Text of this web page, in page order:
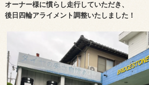
オーナー様に慣らし走行していただき、
後日 四輪アライメント調整いたしました！